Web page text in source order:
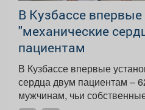
В Кузбассе
"механические
пациентам
В Кузбассе впервые
сердца двум пациентам –
мужчинам, чьи